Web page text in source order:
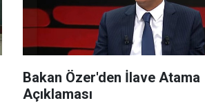
Bakan Özer'den İlave Atama
Açıklaması